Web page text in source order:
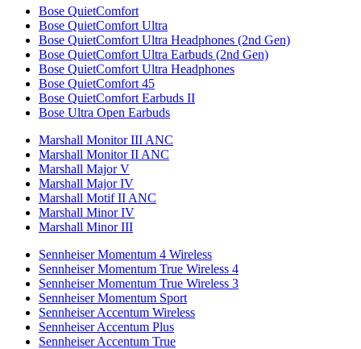
Bose QuietComfort
Bose QuietComfort Ultra
Bose QuietComfort Ultra Headphones (2nd Gen)
Bose QuietComfort Ultra Earbuds (2nd Gen)
Bose QuietComfort Ultra Headphones
Bose QuietComfort 45
Bose QuietComfort Earbuds II
Bose Ultra Open Earbuds
Marshall Monitor III ANC
Marshall Monitor II ANC
Marshall Major V
Marshall Major IV
Marshall Motif II ANC
Marshall Minor IV
Marshall Minor III
Sennheiser Momentum 4 Wireless
Sennheiser Momentum True Wireless 4
Sennheiser Momentum True Wireless 3
Sennheiser Momentum Sport
Sennheiser Accentum Wireless
Sennheiser Accentum Plus
Sennheiser Accentum True